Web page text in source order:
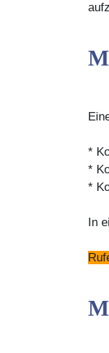
*
*
*
In